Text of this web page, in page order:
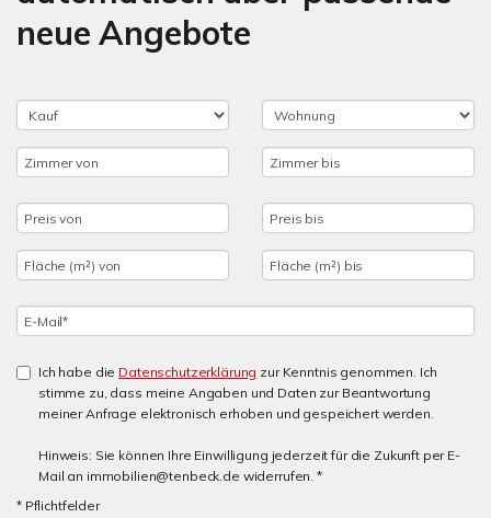
neue Angebote
Ich habe die Datenschutzerklärung zur Kenntnis genommen. Ich
stimme zu, dass meine Angaben und Daten zur Beantwortung
meiner Anfrage elektronisch erhoben und gespeichert werden.
Hinweis: Sie können Ihre Einwilligung jederzeit für die Zukunft per E-
Mail an immobilien@tenbeck.de widerrufen. *
* Pflichtfelder